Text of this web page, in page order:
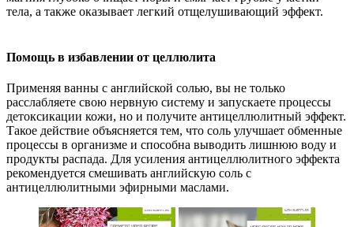
тела, а также оказывает легкий отщелушивающий эффект.
Помощь в избавлении от целлюлита
Применяя ванны с английской солью, вы не только
расслабляете свою нервную систему и запускаете процессы
детоксикации кожи, но и получите антицеллюлитный эффект.
Такое действие объясняется тем, что соль улучшает обменные
процессы в организме и способна выводить лишнюю воду и
продукты распада. Для усиления антицеллюлитного эффекта
рекомендуется смешивать английскую соль с
антицеллюлитными эфирными маслами.